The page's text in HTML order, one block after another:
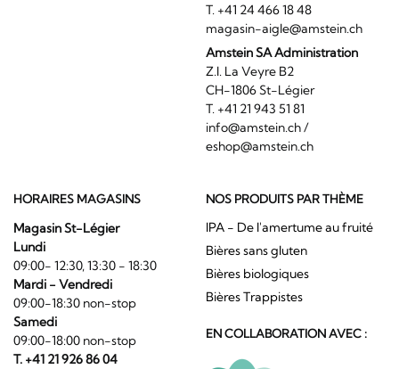
T. +41 24 466 18 48
magasin-aigle@amstein.ch
Amstein SA Administration
Z.I. La Veyre B2
CH-1806 St-Légier
T. +41 21 943 51 81
info@amstein.ch/
eshop@amstein.ch
HORAIRES MAGASINS
Magasin St-Légier
Lundi
09:00- 12:30, 13:30 - 18:30
Mardi - Vendredi
09:00-18:30 non-stop
Samedi
09:00-18:00 non-stop
T. +41 21 926 86 04
NOS PRODUITS PAR THÈME
IPA - De l'amertume au fruité
Bières sans gluten
Bières biologiques
Bières Trappistes
EN COLLABORATION AVEC :